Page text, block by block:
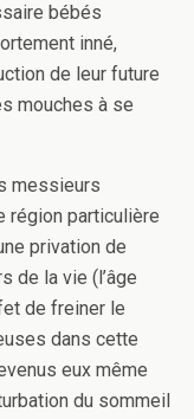
bébés
inné,
de leur future
mouches à se
messieurs
région particulière
privation de
de la vie (l’âge
de freiner le
dans cette
eux même
du sommeil